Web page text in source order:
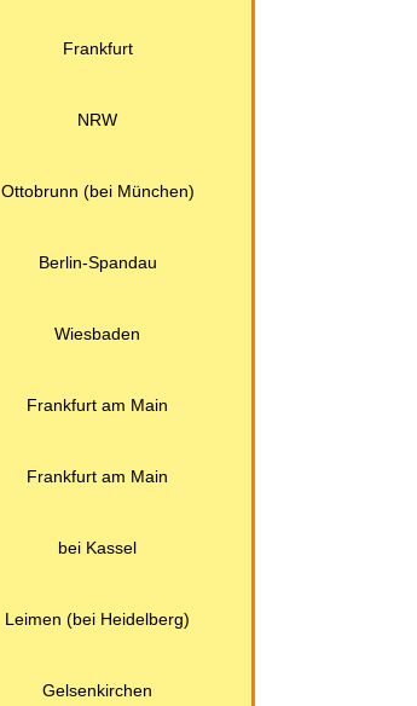
Frankfurt
NRW
Ottobrunn (bei München)
Berlin-Spandau
Wiesbaden
Frankfurt am Main
Frankfurt am Main
bei Kassel
Leimen (bei Heidelberg)
Gelsenkirchen